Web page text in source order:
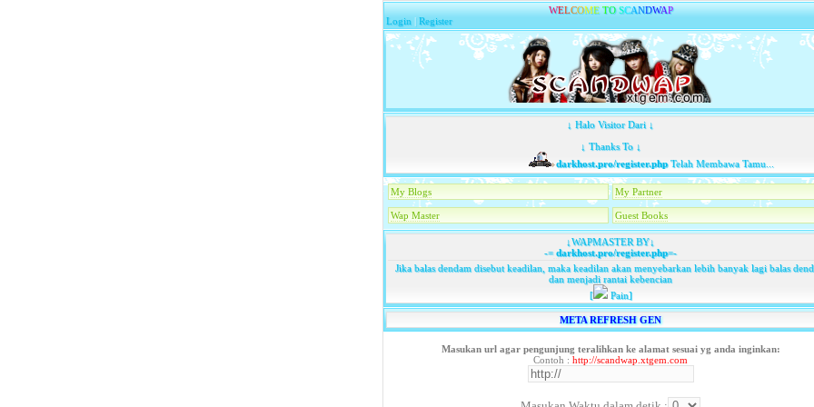
WELCOME TO SCANDWAP
Login |Register
↓ Halo Visitor Dari ↓
↓ Thanks To ↓
darkhost.pro/register.phpTelah Membawa Tamu...
My Blogs My Partner
Wap Master Guest Books
↓WAPMASTER BY↓
-=darkhost.pro/register.php=-
Jika balas dendam disebut keadilan, maka keadilan akan menyebarkan lebih banyak lagi balas
dan menjadi rantai kebencian
[
Pain]
META REFRESH GEN
Masukan url agar pengunjung teralihkan ke alamat sesuai yg anda inginkan:
Contoh : http://scandwap.xtgem.com